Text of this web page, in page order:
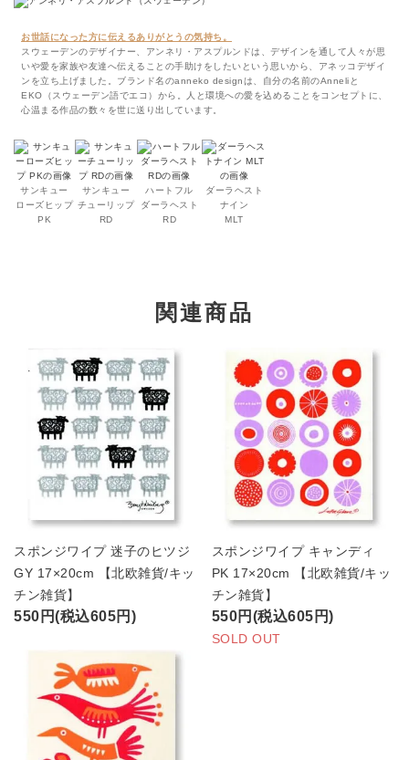
お世話になった方に伝えるありがとうの気持ち。
スウェーデンのデザイナー、アンネリ・アスプルンドは、デザインを通して人々が思
いや愛を家族や友達へ伝えることの手助けをしたいという思いから、アネッコデザイ
ンを立ち上げました。ブランド名のanneko designは、自分の名前のAnneliと
EKO（スウェーデン語でエコ）から。人と環境への愛を込めることをコンセプトに、
心温まる作品の数々を世に送り出しています。
サンキュー
ローズヒップ
PK
サンキュー
チューリップ
RD
ハートフル
ダーラヘスト
RD
ダーラヘスト
ナイン
MLT
関連商品
スポンジワイプ 迷子のヒツジ
GY 17×20cm 【北欧雑貨/キッ
チン雑貨】
550円(税込605円)
スポンジワイプ キャンディ
PK 17×20cm 【北欧雑貨/キッ
チン雑貨】
550円(税込605円)
SOLD OUT